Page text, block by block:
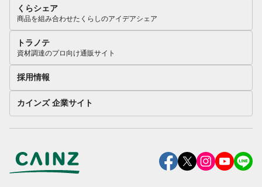
くらシェア
商品を組み合わせたくらしのアイデアシェア
トラノテ
資材調達のプロ向け通販サイト
採用情報
カインズ 企業サイト